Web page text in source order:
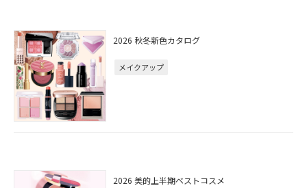
2026 秋冬新色カタログ
メイクアップ
2026 美的上半期ベストコスメ